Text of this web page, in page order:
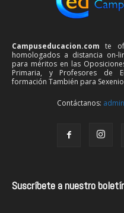
Campuseducacion.com te
homologados a distancia on-
para méritos en las
Primaria, y Profesores de
formación También para
Contáctanos:
Suscríbete a nuestro